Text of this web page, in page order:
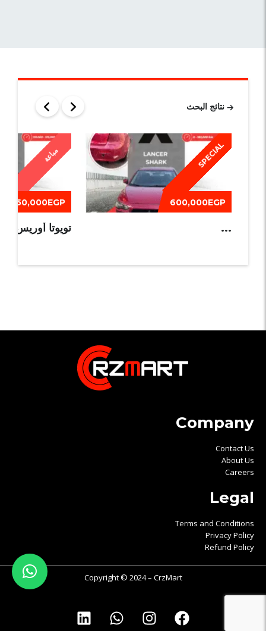
نتائج البحث
SPECIAL
600,000EGP
...
مباعة
550,000EGP
تويوتا أوريس 2013
Company
Contact Us
About Us
Careers
Legal
Terms and Conditions
Privacy Policy
Refund Policy
Copyright © 2024 – CrzMart